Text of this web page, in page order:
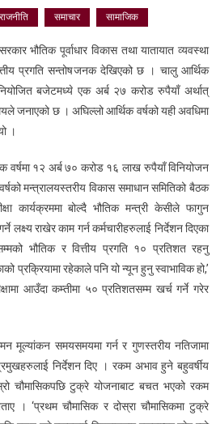
राजनीति समाचार सामाजिक
भौतिक पूर्वाधार विकास तथा यातायात व्यवस्था
प्रगति सन्तोषजनक देखिएको छ । चालु आर्थिक
बजेटमध्ये एक अर्ब २७ करोड रुपैयाँ अर्थात्
जनाएको छ । अघिल्लो आर्थिक वर्षको यही अवधिमा
।
वर्षमा १२ अर्ब ७० करोड १६ लाख रुपैयाँ विनियोजन
मन्त्रालयस्तरीय विकास समाधान समितिको बैठक
कार्यक्रममा बोल्दै भौतिक मन्त्री केसीले फागुन
राखेर काम गर्न कर्मचारीहरुलाई निर्देशन दिएका
भौतिक र वित्तीय प्रगति १० प्रतिशत रहनु
प्रक्रियामा रहेकाले पनि यो न्यून हुनु स्वाभाविक हो,’
आउँदा कम्तीमा ५० प्रतिशतसम्म खर्च गर्ने गरेर
मूल्यांकन समयसमयमा गर्न र गुणस्तरीय नतिजामा
निर्देशन दिए । रकम अभाव हुने बहुवर्षीय
चौमासिकपछि टुक्रे योजनाबाट बचत भएको रकम
। ‘प्रथम चौमासिक र दोस्रा चौमासिकमा टुक्रे